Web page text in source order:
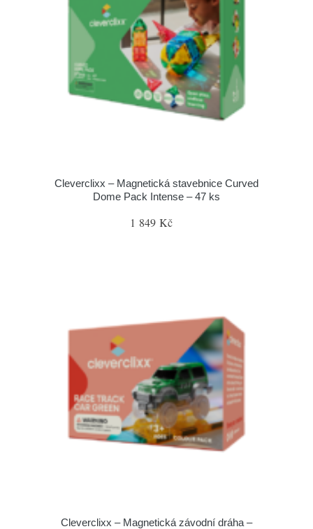
Cleverclixx – Magnetická stavebnice Curved
Dome Pack Intense – 47 ks
1 849 Kč
Cleverclixx – Magnetická závodní dráha –